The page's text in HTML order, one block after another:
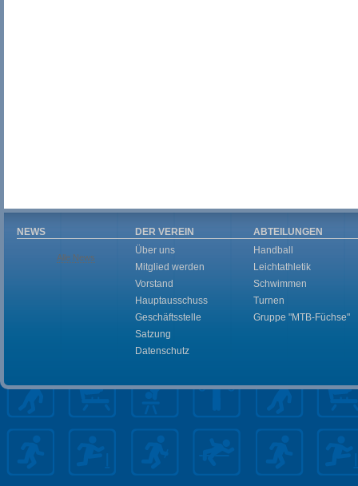
NEWS
Alle News
DER VEREIN
Über uns
Mitglied werden
Vorstand
Hauptausschuss
Geschäftsstelle
Satzung
Datenschutz
ABTEILUNGEN
Handball
Leichtathletik
Schwimmen
Turnen
Gruppe "MTB-Füchse"